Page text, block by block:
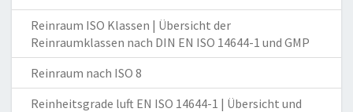
Reinraum ISO Klassen | Übersicht der
Reinraumklassen nach DIN EN ISO 14644-1 und GMP
Reinraum nach ISO 8
Reinheitsgrade luft EN ISO 14644-1 | Übersicht und